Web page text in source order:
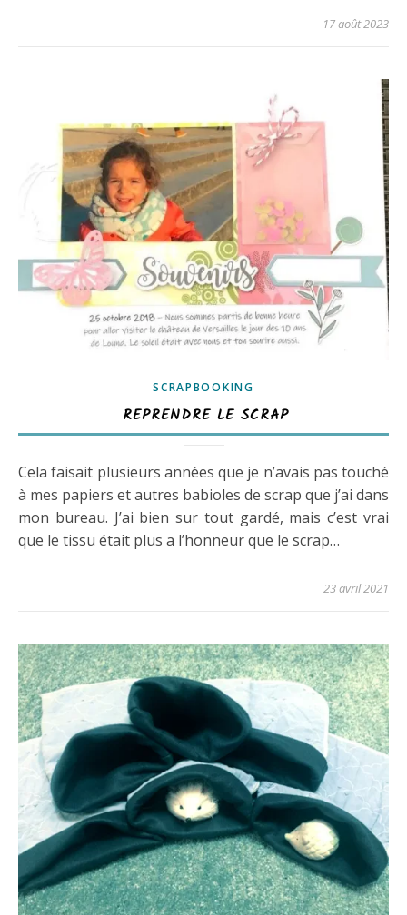
17 août 2023
SCRAPBOOKING
REPRENDRE LE SCRAP
Cela faisait plusieurs années que je n’avais pas touché
à mes papiers et autres babioles de scrap que j’ai dans
mon bureau. J’ai bien sur tout gardé, mais c’est vrai
que le tissu était plus a l’honneur que le scrap…
23 avril 2021